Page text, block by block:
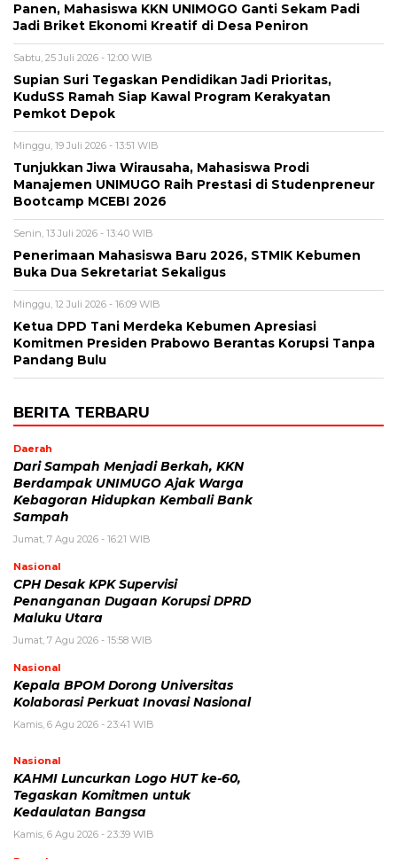
Panen, Mahasiswa KKN UNIMOGO Ganti Sekam Padi
Jadi Briket Ekonomi Kreatif di Desa Peniron
Sabtu, 25 Juli 2026 - 12:00 WIB
Supian Suri Tegaskan Pendidikan Jadi Prioritas,
KuduSS Ramah Siap Kawal Program Kerakyatan
Pemkot Depok
Minggu, 19 Juli 2026 - 13:51 WIB
Tunjukkan Jiwa Wirausaha, Mahasiswa Prodi
Manajemen UNIMUGO Raih Prestasi di Studenpreneur
Bootcamp MCEBI 2026
Senin, 13 Juli 2026 - 13:40 WIB
Penerimaan Mahasiswa Baru 2026, STMIK Kebumen
Buka Dua Sekretariat Sekaligus
Minggu, 12 Juli 2026 - 16:09 WIB
Ketua DPD Tani Merdeka Kebumen Apresiasi
Komitmen Presiden Prabowo Berantas Korupsi Tanpa
Pandang Bulu
BERITA TERBARU
Daerah
Dari Sampah Menjadi Berkah, KKN
Berdampak UNIMUGO Ajak Warga
Kebagoran Hidupkan Kembali Bank
Sampah
Jumat, 7 Agu 2026 - 16:21 WIB
Nasional
CPH Desak KPK Supervisi
Penanganan Dugaan Korupsi DPRD
Maluku Utara
Jumat, 7 Agu 2026 - 15:58 WIB
Nasional
Kepala BPOM Dorong Universitas
Kolaborasi Perkuat Inovasi Nasional
Kamis, 6 Agu 2026 - 23:41 WIB
Nasional
KAHMI Luncurkan Logo HUT ke-60,
Tegaskan Komitmen untuk
Kedaulatan Bangsa
Kamis, 6 Agu 2026 - 23:39 WIB